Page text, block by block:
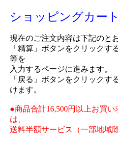
ショッピングカート
現在のご注文内容は下記のと
「精算」ボタンをクリックす
等を
入力するページに進みます。
「戻る」ボタンをクリックす
けます。
●商品合計16,500円以上お買
は、
送料半額サービス（一部地域除